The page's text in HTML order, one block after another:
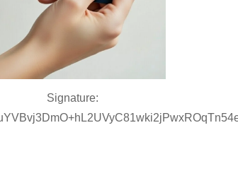
Signature: